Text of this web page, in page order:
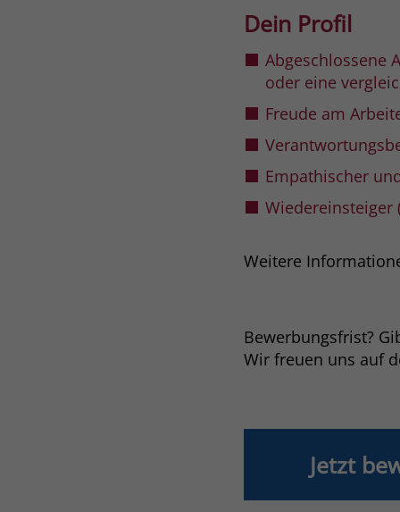
Dein Profil
Abgeschlossene
oder eine
Freude am
Empathischer
Weitere
Bewerbungsfrist?
Wir freuen uns auf
Jetzt